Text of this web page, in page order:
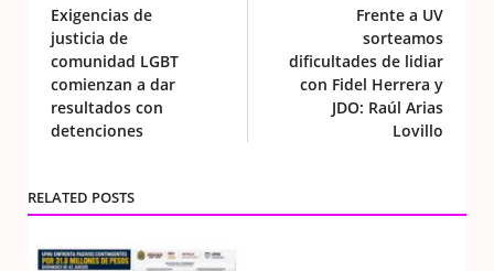
Exigencias de
justicia de
comunidad LGBT
comienzan a dar
resultados con
detenciones
Frente a UV
sorteamos
dificultades de lidiar
con Fidel Herrera y
JDO: Raúl Arias
Lovillo
RELATED POSTS